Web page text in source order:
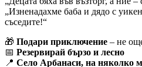
„Изненадахме баба и дядо с
съседите!“
🎁 Подари приключение – не
📅 Резервирай бързо и лесно
📍 Село Арбанаси, на няколко